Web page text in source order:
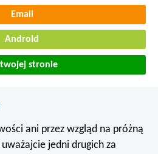
Email
Android
twojej stronie
ani przez wzgląd na próżną
jedni drugich za